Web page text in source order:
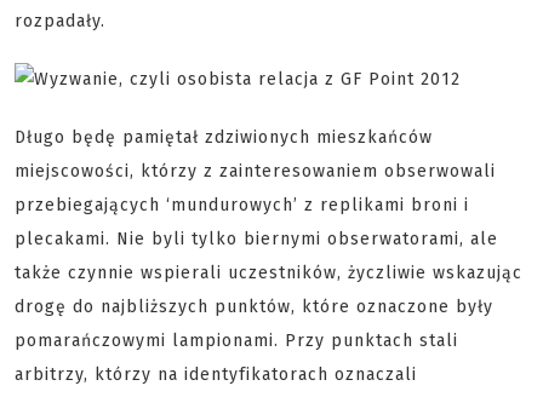
rozpadały.
Długo będę pamiętał zdziwionych mieszkańców
miejscowości, którzy z zainteresowaniem obserwowali
przebiegających ‘mundurowych’ z replikami broni i
plecakami. Nie byli tylko biernymi obserwatorami, ale
także czynnie wspierali uczestników, życzliwie wskazując
drogę do najbliższych punktów, które oznaczone były
pomarańczowymi lampionami. Przy punktach stali
arbitrzy, którzy na identyfikatorach oznaczali